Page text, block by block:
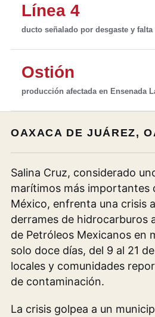
Línea 4
ducto señalado por desgaste y
Ostión
producción afectada en Ensenada
OAXACA DE JUÁREZ,
Salina Cruz, considerado
marítimos más importantes
México, enfrenta una crisis
derrames de hidrocarburos
de Petróleos Mexicanos en
solo doce días, del 9 al 21
locales y comunidades
de contaminación.
La crisis golpea a un